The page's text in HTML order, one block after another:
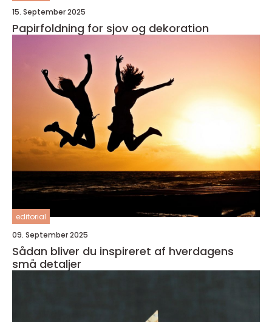
15. September 2025
Papirfoldning for sjov og dekoration
editorial
09. September 2025
Sådan bliver du inspireret af hverdagens
små detaljer